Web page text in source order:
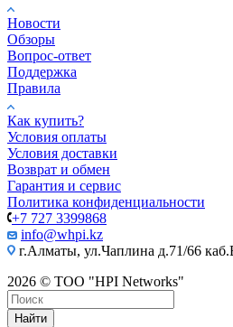
Новости
Обзоры
Вопрос-ответ
Поддержка
Правила
Как купить?
Условия оплаты
Условия доставки
Возврат и обмен
Гарантия и сервис
Политика конфиденциальности
+7 727 3399868
info@whpi.kz
г.Алматы, ул.Чаплина д.71/66
2026 © ТОО "HPI Networks"
Найти